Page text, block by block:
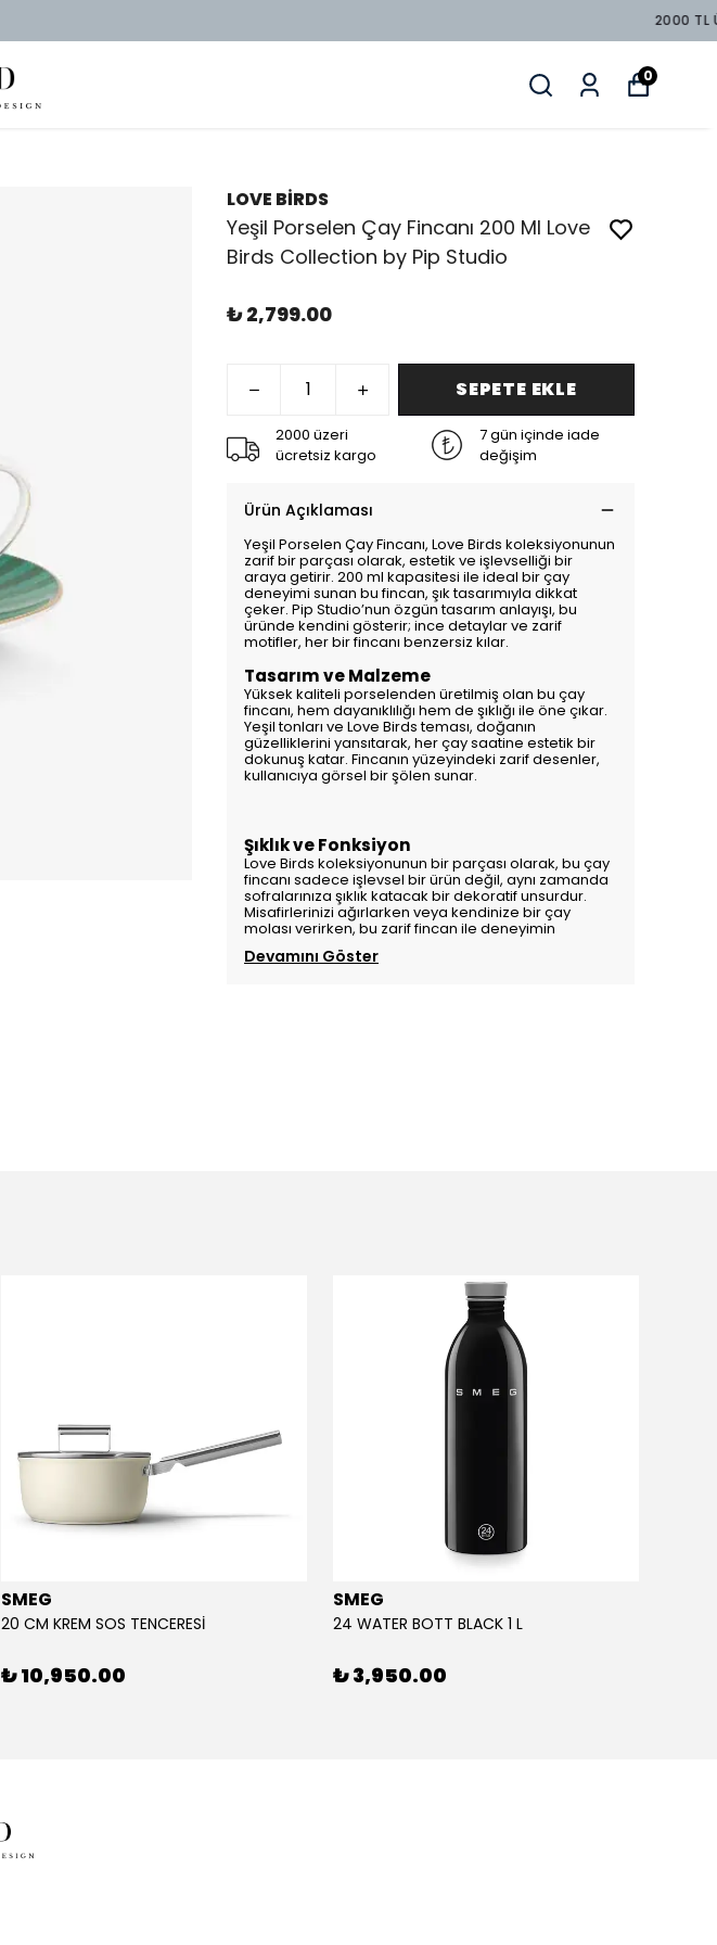
0
LOVE BİRDS
Yeşil Porselen Çay Fincanı 200 Ml Love
Birds Collection by Pip Studio
₺ 2,799.00
SEPETE EKLE
2000 üzeri
ücretsiz kargo
7 gün içinde iade
değişim
Ürün Açıklaması
Yeşil Porselen Çay Fincanı, Love Birds koleksiyonunun
zarif bir parçası olarak, estetik ve işlevselliği bir
araya getirir. 200 ml kapasitesi ile ideal bir çay
deneyimi sunan bu fincan, şık tasarımıyla dikkat
çeker. Pip Studio’nun özgün tasarım anlayışı, bu
üründe kendini gösterir; ince detaylar ve zarif
motifler, her bir fincanı benzersiz kılar.
Tasarım ve Malzeme
Yüksek kaliteli porselenden üretilmiş olan bu çay
fincanı, hem dayanıklılığı hem de şıklığı ile öne çıkar.
Yeşil tonları ve Love Birds teması, doğanın
güzelliklerini yansıtarak, her çay saatine estetik bir
dokunuş katar. Fincanın yüzeyindeki zarif desenler,
kullanıcıya görsel bir şölen sunar.
Şıklık ve Fonksiyon
Love Birds koleksiyonunun bir parçası olarak, bu çay
fincanı sadece işlevsel bir ürün değil, aynı zamanda
sofralarınıza şıklık katacak bir dekoratif unsurdur.
Misafirlerinizi ağırlarken veya kendinize bir çay
molası verirken, bu zarif fincan ile deneyimin
Devamını Göster
SMEG
20 CM KREM SOS TENCERESİ
₺ 10,950.00
SMEG
24 WATER BOTT BLACK 1 L
₺ 3,950.00